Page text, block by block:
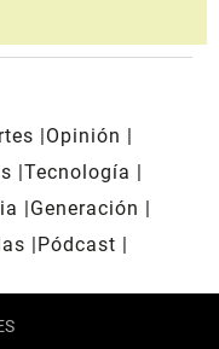
Opinión
Tecnología
Generación
Pódcast